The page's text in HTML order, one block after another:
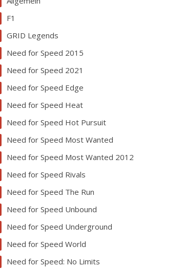
F1
GRID Legends
Need for Speed 2015
Need for Speed 2021
Need for Speed Edge
Need for Speed Heat
Need for Speed Hot Pursuit
Need for Speed Most Wanted
Need for Speed Most Wanted 2012
Need for Speed Rivals
Need for Speed The Run
Need for Speed Unbound
Need for Speed Underground
Need for Speed World
Need for Speed: No Limits